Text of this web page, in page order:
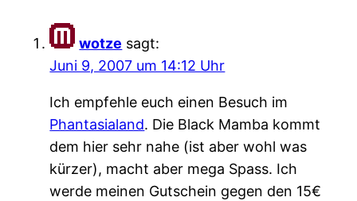
wotze sagt:
Juni 9, 2007 um 14:12 Uhr
Ich empfehle euch einen Besuch im
Phantasialand. Die Black Mamba kommt
dem hier sehr nahe (ist aber wohl was
kürzer), macht aber mega Spass. Ich
werde meinen Gutschein gegen den 15€